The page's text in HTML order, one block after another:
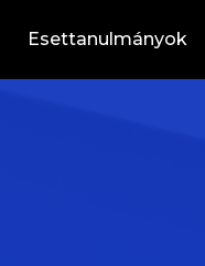
Esettanulmányok